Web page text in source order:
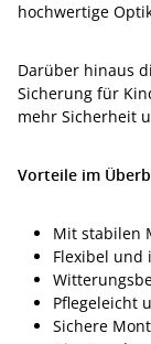
hochwertige
Darüber hinaus
Sicherung für
mehr Sicherheit
Vorteile im
Mit stabilen
Flexibel
Pflegeleicht
Sichere